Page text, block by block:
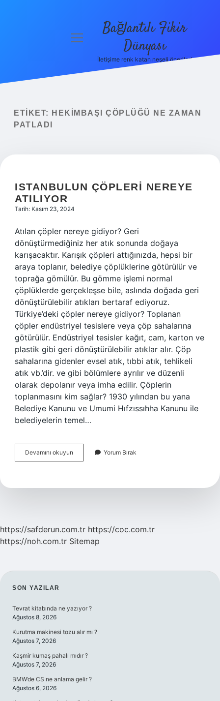
Yasal Uyarı
menüyü
Bağlantılı Fikir
Dünyası
İletişime renk katan neşeli öneriler!
ETIKET:
HEKIMBAŞI ÇÖPLÜĞÜ NE ZAMAN
PATLADI
ISTANBULUN ÇÖPLERI NEREYE
ATILIYOR
Tarih: Kasım 23, 2024
Atılan çöpler nereye gidiyor? Geri
dönüştürmediğiniz her atık sonunda doğaya
karışacaktır. Karışık çöpleri attığınızda, hepsi bir
araya toplanır, belediye çöplüklerine götürülür ve
toprağa gömülür. Bu gömme işlemi normal
çöplüklerde gerçekleşse bile, aslında doğada geri
dönüştürülebilir atıkları bertaraf ediyoruz.
Türkiye’deki çöpler nereye gidiyor? Toplanan
çöpler endüstriyel tesislere veya çöp sahalarına
götürülür. Endüstriyel tesisler kağıt, cam, karton ve
plastik gibi geri dönüştürülebilir atıklar alır. Çöp
sahalarına gidenler evsel atık, tıbbi atık, tehlikeli
atık vb.’dir. ve gibi bölümlere ayrılır ve düzenli
olarak depolanır veya imha edilir. Çöplerin
toplanmasını kim sağlar? 1930 yılından bu yana
Belediye Kanunu ve Umumi Hıfzıssıhha Kanunu ile
belediyelerin temel…
Devamını okuyun Istanbulun
Çöpleri
Yorum Bırak
https://safderun.com.tr https://coc.com.tr
https://noh.com.tr Sitemap
SIDEBAR
SON YAZILAR
Tevrat kitabında ne yazıyor ?
Ağustos 8, 2026
Kurutma makinesi tozu alır mı ?
Ağustos 7, 2026
Kaşmir kumaş pahalı mıdır ?
Ağustos 7, 2026
BMW’de CS ne anlama gelir ?
Ağustos 6, 2026